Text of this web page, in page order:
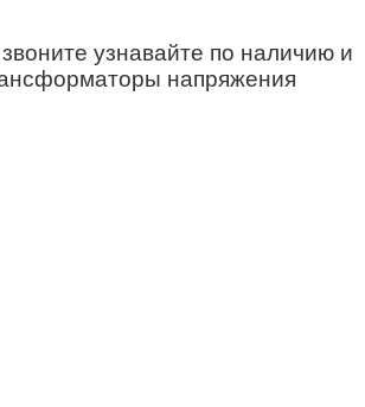
звоните узнавайте по наличию и
напряжения